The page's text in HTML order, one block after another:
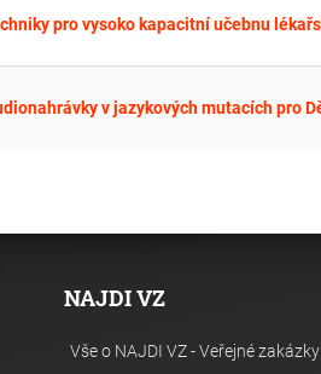
NAJDI VZ
Vše o NAJDI VZ - Veřejné zakázky